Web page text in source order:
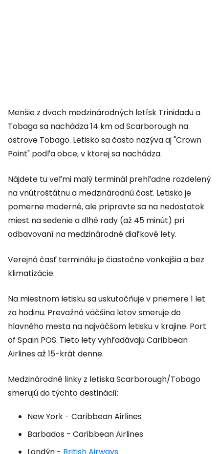
Menšie z dvoch medzinárodných letísk Trinidadu a
Tobaga sa nachádza 14 km od Scarborough na
ostrove Tobago. Letisko sa často nazýva aj "Crown
Point" podľa obce, v ktorej sa nachádza.
Nájdete tu veľmi malý terminál prehľadne rozdelený
na vnútroštátnu a medzinárodnú časť. Letisko je
pomerne moderné, ale pripravte sa na nedostatok
miest na sedenie a dlhé rady (až 45 minút) pri
odbavovaní na medzinárodné diaľkové lety.
Verejná časť terminálu je čiastočne vonkajšia a bez
klimatizácie.
Na miestnom letisku sa uskutočňuje v priemere 1 let
za hodinu. Prevažná väčšina letov smeruje do
hlavného mesta na najväčšom letisku v krajine. Port
of Spain POS. Tieto lety vyhľadávajú Caribbean
Airlines až 15-krát denne.
Medzinárodné linky z letiska Scarborough/Tobago
smerujú do týchto destinácií:
New York - Caribbean Airlines
Barbados - Caribbean Airlines